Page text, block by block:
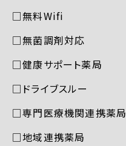
□無料Wifi
□無菌調剤対応
□健康サポート薬局
□ドライブスルー
□専門医療機関連携薬局
□地域連携薬局